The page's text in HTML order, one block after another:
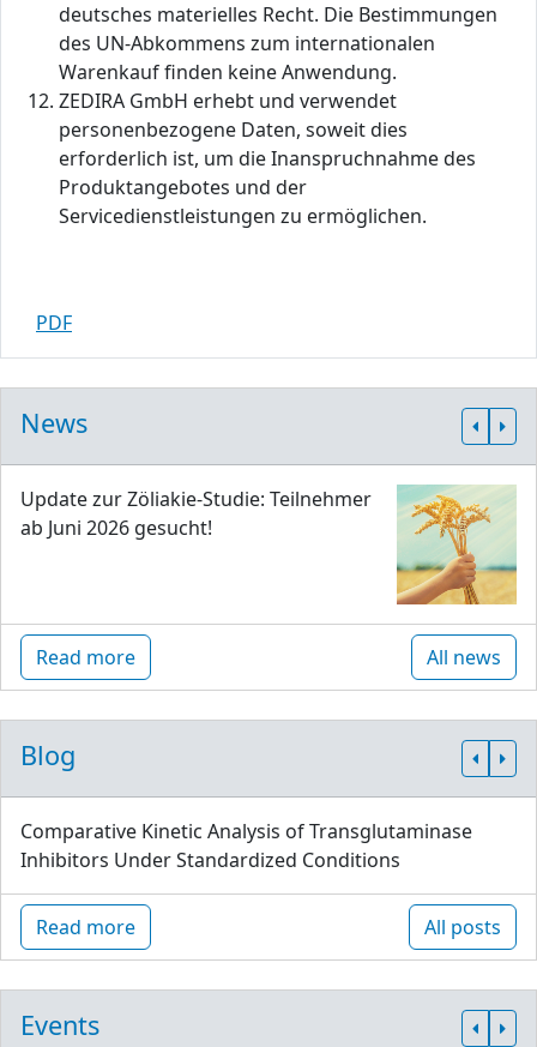
deutsches materielles Recht. Die Bestimmungen
des UN-Abkommens zum internationalen
Warenkauf finden keine Anwendung.
ZEDIRA GmbH erhebt und verwendet
personenbezogene Daten, soweit dies
erforderlich ist, um die Inanspruchnahme des
Produktangebotes und der
Servicedienstleistungen zu ermöglichen.
PDF
News
Update zur Zöliakie-Studie: Teilnehmer
ab Juni 2026 gesucht!
Read more All news
Blog
Comparative Kinetic Analysis of Transglutaminase
Inhibitors Under Standardized Conditions
Read more All posts
Events